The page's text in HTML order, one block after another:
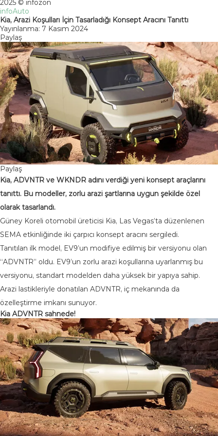
2025 © infozon
infoAuto
Kia, Arazi Koşulları İçin Tasarladığı Konsept Aracını Tanıttı
Yayınlanma: 7 Kasım 2024
Paylaş
Paylaş
Kia, ADVNTR ve WKNDR adını verdiği yeni konsept araçlarını
tanıttı. Bu modeller, zorlu arazi şartlarına uygun şekilde özel
olarak tasarlandı.
Güney Koreli otomobil üreticisi Kia, Las Vegas’ta düzenlenen
SEMA etkinliğinde iki çarpıcı konsept aracını sergiledi.
Tanıtılan ilk model, EV9’un modifiye edilmiş bir versiyonu olan
“ADVNTR” oldu. EV9’un zorlu arazi koşullarına uyarlanmış bu
versiyonu, standart modelden daha yüksek bir yapıya sahip.
Arazi lastikleriyle donatılan ADVNTR, iç mekanında da
özelleştirme imkanı sunuyor.
Kia ADVNTR sahnede!